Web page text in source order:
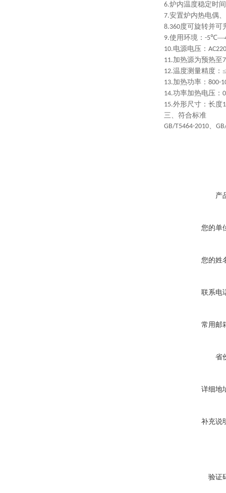
6.炉内温度稳定时
7.安置炉内热电偶
8.360度可旋转并可
9.使用环境： -5℃—
10.电源电压：
11.加热源为预热至
12.温度测量精度：
13.加热功率： 800-
14.功率加热电压：
15.外形尺寸：长度
三、符合标准
GB/T5464-2010、
产
您的单
您的姓
联系电
常用邮
省
详细地
补充说
验证